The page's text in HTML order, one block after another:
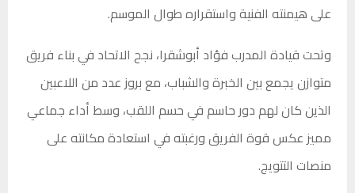
على هيمنته الفنية واستقراره طوال الموسم.
وتحت قيادة المدرب فؤاد أبوشقرا، نجح الاتحاد في بناء فريق
متوازن يجمع بين الخبرة والشباب، مع بروز عدد من اللاعبين
الذين كان لهم دور حاسم في حسم اللقب، وسط أداء جماعي
مميز عكس قوة الفريق ورغبته في استعادة مكانته على
منصات التتويج.